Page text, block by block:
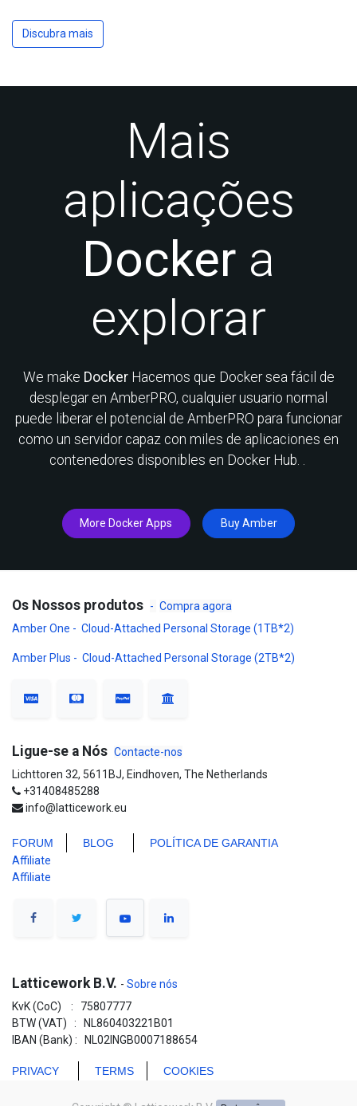
Discubra mais
Mais
aplicações
Docker a
explorar
We make Docker Hacemos que Docker sea fácil de
desplegar en AmberPRO, cualquier usuario normal
puede liberar el potencial de AmberPRO para funcionar
como un servidor capaz con miles de aplicaciones en
contenedores disponibles en Docker Hub.
More Docker Apps Buy Amber
Os Nossos produtos - Compra agora
Amber One - Cloud-Attached Personal Storage (1TB*2)
Amber Plus - Cloud-Attached Personal Storage (2TB*2)
Ligue-se a Nós Contacte-nos
Lichttoren 32, 5611BJ, Eindhoven, The Netherlands
+31408485288
info@latticework.eu
FORUM BLOG
POLÍTICA DE GARANTIA
Affiliate
Affiliate
Latticework B.V. - Sobre nós
KvK (CoC) : 75807777
BTW (VAT) : NL860403221B01
IBAN (Bank) : NL02INGB0007188654
PRIVACY TERMS COOKIES